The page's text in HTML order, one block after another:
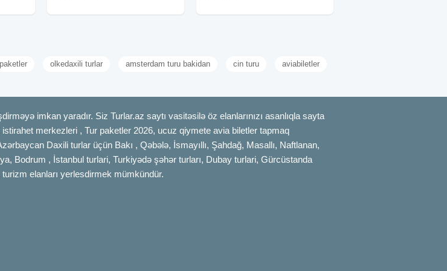
20-21 avqust
olkedaxili turlar amsterdam turu bakidan cin turu aviabiletler
imkan yaradır. Siz Turlar.az saytı vasitəsilə öz elanlarınızı asanlıqla sayta
merkezleri , Tur paketler 2026, ucuz qiymete avia biletler tapmaq
Daxili turlar üçün Bakı , Qəbələ, İsmayıllı, Şahdağ, Masallı, Naftlanan,
Bodrum , İstanbul turlari, Turkiyədə şəhər turları, Dubay turlari, Gürcüstanda
elanları yerlesdirmek mümkündür.